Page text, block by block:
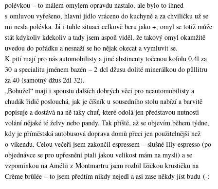
polévkou – to málem omylem opravdu nastalo, ale bylo to ihned
s omluvou vyřešeno, hlavní jídlo vráceno do kuchyně a za chviličku už se
mi nesla polévka. Já i tuhle situaci celkově beru jako +, omyl se totiž může
stát kdykoliv kdekoliv a tady jsem aspoň viděl, že takový omyl okamžitě
uvedou do pořádku a nesnaží se ho nějak okecat a vymluvit se.
K pití mají pro nás automobilisty a jiné abstinenty točenou kofolu 0,4l za
30 a specialitu jménem bazén – 2 dcl džusu dolité minerálkou do půllitru
za 40 (samotný džus 2dl 32).
„Bohužel“ mají i spoustu dalších dobrých věcí pro neautomobilisty a
chudák řidič poslouchá, jak je číšník u sousedního stolu nabízí a barvitě
popisuje a dostává na ně taky chuť, které odolá jen představou nutnosti
volání nějaké té želvy nebo pandy. Tak příště, až se objevím během týdne,
kdy je příměstská autobusová doprava domů přeci jen použitelnější než
o víkendu. Celou večeři jsem zakončil espressem – slušné Illy espresso (po
objednávce se pro upřesnění ptali jakou velikost mám na mysli) a se
vzpomínkou na Amélii z Montmartru jsem rozbil lžičkou krustičku na
Crème brûlée – to jsem předtím nikdy nejedl a asi zase někdy jíst budu (-: